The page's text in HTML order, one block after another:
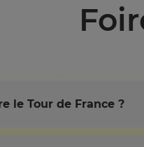
le Tour de France ?